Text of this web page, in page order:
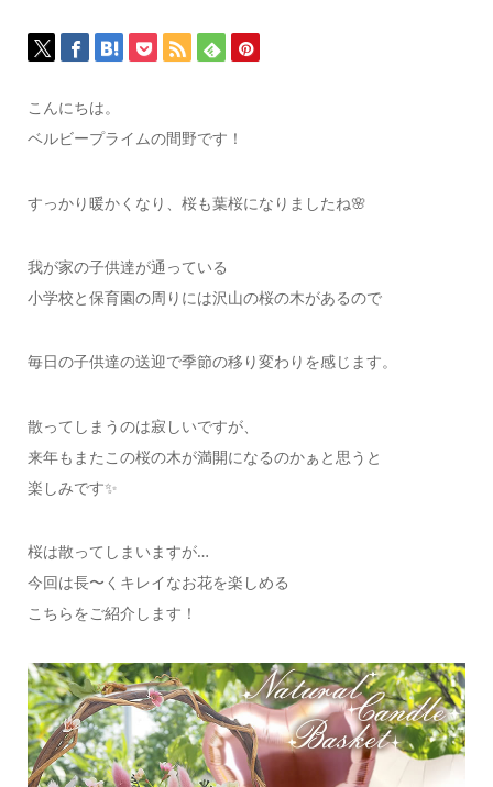
こんにちは。
ベルビープライムの間野です！
すっかり暖かくなり、桜も葉桜になりましたね🌸
我が家の子供達が通っている
小学校と保育園の周りには沢山の桜の木があるので
毎日の子供達の送迎で季節の移り変わりを感じます。
散ってしまうのは寂しいですが、
来年もまたこの桜の木が満開になるのかぁと思うと
楽しみです✨
桜は散ってしまいますが…
今回は長〜くキレイなお花を楽しめる
こちらをご紹介します！